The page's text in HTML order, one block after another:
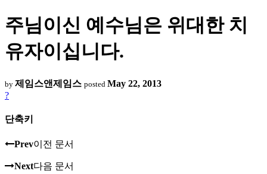
주님이신 예수님은 위대한 치
유자이십니다.
by 제임스앤제임스 posted May 22, 2013
?
단축키
Prev이전 문서
Next다음 문서